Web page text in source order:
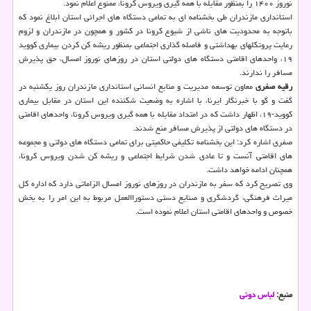
استانداری مازندران طی بخشنامه ای به تمامی دستگاه های اجرائی استان ابلاغ نمود که
باتوجه به محدودیت های ناشی از شیوع کرونا در کشور و همچون در مازندران و لزوم
رعایت پروتکلهای بهداشتی و فاصله گذاری اجتماعی بمنظور ریشه کن کردن بیماری کووید
۱۹، واحدهای اقامتی دستگاه های دولتی استان در روزهای نوروز امسال، حق پذیرش
مسافر را ندارند.
رقیه صفریمعاون توسعه مدیریت و منابع انسانی استانداری مازندران روز یکشنبه در
گفت و گو با خبرنگار ایرنا، با اشاره به وضعیت شکننده این استان در مقابل بیماری
کووید-۱۹، اظهار داشت که در امتداد مقابله با همه گیری ویروس کرونا، واحدهای اقامتی
در دستگاه های دولتی از پذیرش مسافر منع شدند.
صفری اشاره کرد: این بخشنامه تکلیفی حاکمیتی برای تمامی دستگاه های دولتی و مجموعه
های اقامتی آنست و تا عادی شدن شرایط اجتماعی و ریشه کن شدن ویروس کرونا،
همچنان ادامه خواهد داشت.
وی تصریح کرد که سفر به مازندران در روزهای نوروز امسال الزاماتی دارد که اداره کل
میراث فرهنگی، گردشگری و صنایع دستی دستوراالعمل مربوط به این امر را به بخش
خصوص و واحدهای اقامتی استان اعلام نموده است.
منبع:لباس دونی